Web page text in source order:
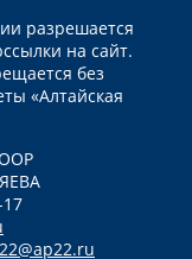
разрешается
на сайт.
без
«Алтайская